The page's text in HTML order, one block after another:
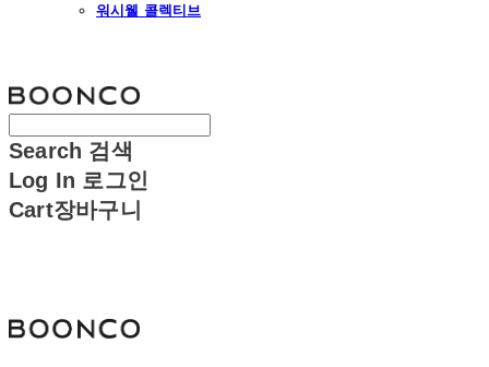
워시웰 콜렉티브
Search 검색
Log In 로그인
Cart장바구니